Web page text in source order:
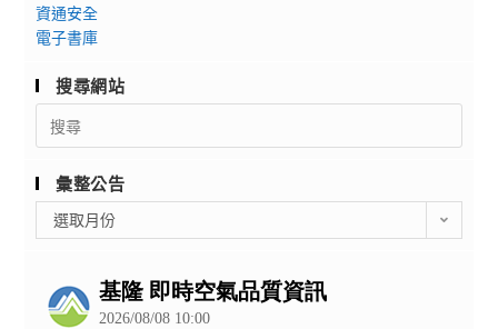
資通安全
電子書庫
搜尋網站
Search
for:
彙整公告
整
選取月份